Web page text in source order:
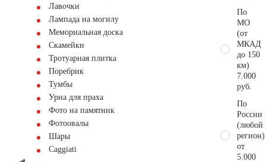
Лавочки
Лампада на могилу
Мемориальная доска
Скамейки
Тротуарная плитка
Поребрик
Тумбы
Урна для праха
Фото на памятник
Фотоовалы
Шары
Сaggiati
По
МО
(от
МКАД
до 150
км)
7.000
руб.
По
России
(любой
регион)
от
5.000